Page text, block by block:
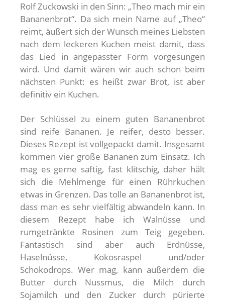
Rolf Zuckowski in den Sinn: „Theo mach mir ein
Bananenbrot“. Da sich mein Name auf „Theo“
reimt, äußert sich der Wunsch meines Liebsten
nach dem leckeren Kuchen meist damit, dass
das Lied in angepasster Form vorgesungen
wird. Und damit wären wir auch schon beim
nächsten Punkt: es heißt zwar Brot, ist aber
definitiv ein Kuchen.
Der Schlüssel zu einem guten Bananenbrot
sind reife Bananen. Je reifer, desto besser.
Dieses Rezept ist vollgepackt damit. Insgesamt
kommen vier große Bananen zum Einsatz. Ich
mag es gerne saftig, fast klitschig, daher hält
sich die Mehlmenge für einen Rührkuchen
etwas in Grenzen. Das tolle an Bananenbrot ist,
dass man es sehr vielfältig abwandeln kann. In
diesem Rezept habe ich Walnüsse und
rumgetränkte Rosinen zum Teig gegeben.
Fantastisch sind aber auch Erdnüsse,
Haselnüsse, Kokosraspel und/oder
Schokodrops. Wer mag, kann außerdem die
Butter durch Nussmus, die Milch durch
Sojamilch und den Zucker durch pürierte